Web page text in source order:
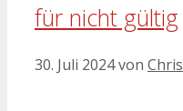
für nicht gültig
30. Juli 2024von Chris